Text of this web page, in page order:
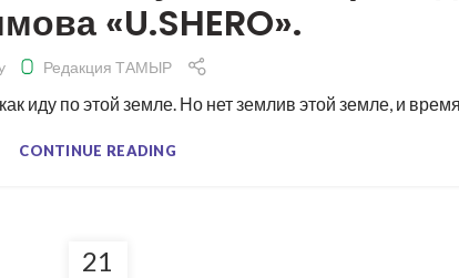
«U.SHERO».
Редакция ТАМЫР
иду по этой земле. Но нет землив этой земле, и
CONTINUE READING
21